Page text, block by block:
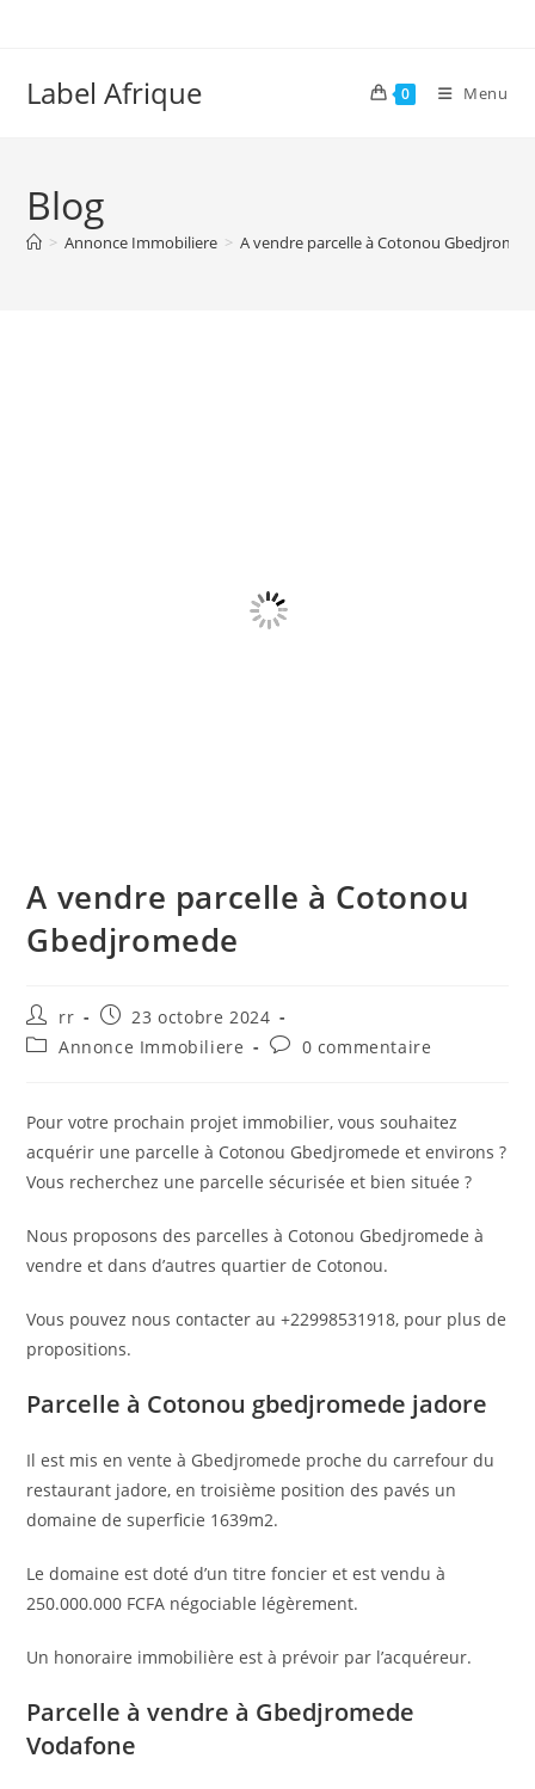
Label Afrique 0 Menu
Blog
> Annonce Immobiliere > A vendre parcelle à Cotonou
A vendre parcelle à Cotonou
Gbedjromede
Auteur/autrice
de
rr
Publication
publiée :
23 octobre 2024
PostAnnonce Immobiliere
Commentaires
publication :
0 commentaire
Pour votre prochain projet immobilier, vous souhaitez
acquérir une parcelle à Cotonou Gbedjromede et environs ?
Vous recherchez une parcelle sécurisée et bien située ?
Nous proposons des parcelles à Cotonou Gbedjromede à
vendre et dans d’autres quartier de Cotonou.
Vous pouvez nous contacter au +22998531918, pour plus de
propositions.
Parcelle à Cotonou gbedjromede jadore
Il est mis en vente à Gbedjromede proche du carrefour du
restaurant jadore, en troisième position des pavés un
domaine de superficie 1639m2.
Le domaine est doté d’un titre foncier et est vendu à
250.000.000 FCFA négociable légèrement.
Un honoraire immobilière est à prévoir par l’acquéreur.
Parcelle à vendre à Gbedjromede
Vodafone